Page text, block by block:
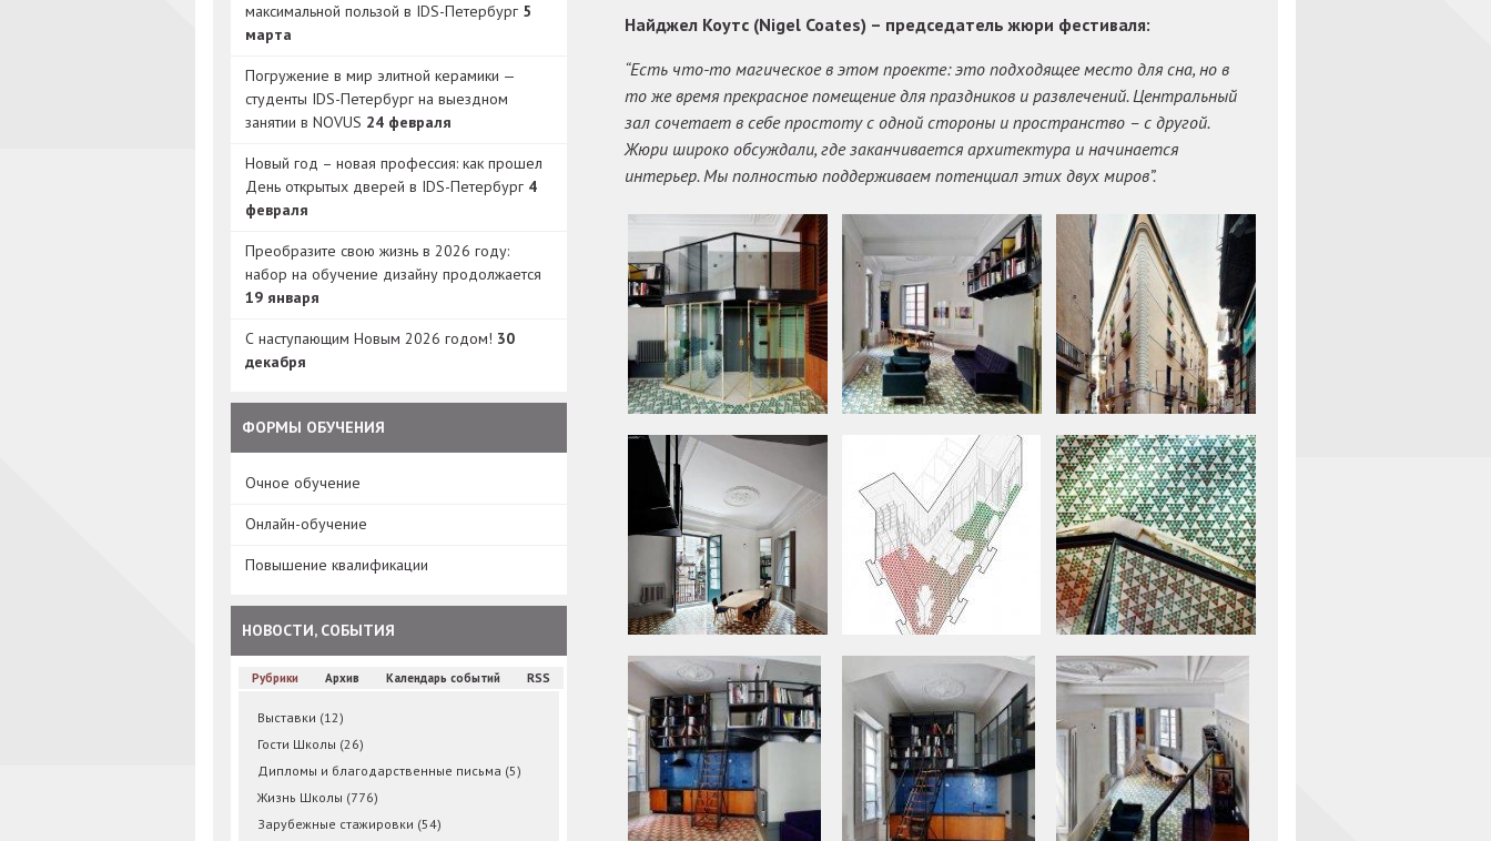
максимальной пользой в IDS-Петербург 5
марта
Погружение в мир элитной керамики —
студенты IDS-Петербург на выездном
занятии в NOVUS 24 февраля
Новый год – новая профессия: как прошел
День открытых дверей в IDS-Петербург 4
февраля
Преобразите свою жизнь в 2026 году:
набор на обучение дизайну продолжается
19 января
С наступающим Новым 2026 годом! 30
декабря
ФОРМЫ ОБУЧЕНИЯ
Очное обучение
Онлайн-обучение
Повышение квалификации
НОВОСТИ, СОБЫТИЯ
Рубрики Архив Календарь событий RSS
Выставки (12)
Гости Школы (26)
Дипломы и благодарственные письма (5)
Жизнь Школы (776)
Зарубежные стажировки (54)
Найджел Коутс (Nigel Coates) – председатель жюри фестиваля:
“Есть что-то магическое в этом проекте: это подходящее место для сна, но в
то же время прекрасное помещение для праздников и развлечений. Центральный
зал сочетает в себе простоту с одной стороны и пространство – с другой.
Жюри широко обсуждали, где заканчивается архитектура и начинается
интерьер. Мы полностью поддерживаем потенциал этих двух миров”.